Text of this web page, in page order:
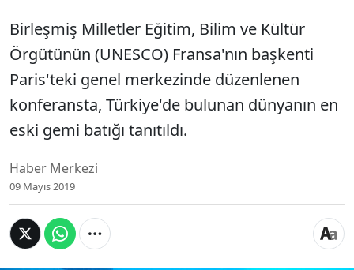
Birleşmiş Milletler Eğitim, Bilim ve Kültür
Örgütünün (UNESCO) Fransa'nın başkenti
Paris'teki genel merkezinde düzenlenen
konferansta, Türkiye'de bulunan dünyanın en
eski gemi batığı tanıtıldı.
Haber Merkezi
09 Mayıs 2019